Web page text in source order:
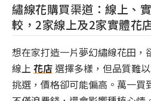
繡線花購買渠道：線上、
較，2家線上及2家實體花
想在家打造一片夢幻繡線花田，
線上 花店 選擇多樣，但品質難
挑選，價格卻可能偏高。萬一買